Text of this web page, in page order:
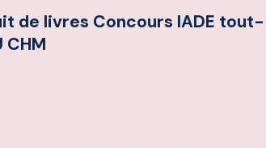
de livres Concours IADE tout-